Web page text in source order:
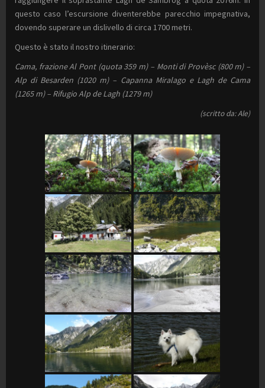
questo caso l’escursione diventerebbe parecchio impegnativa,
dovendo superare un dislivello di circa 1700 metri.
Questo è stato il nostro itinerario:
Cama, frazione Al Pont (quota 359 m) – Monti di Provèsc (800 m) –
Alp di Besarden (1020 m) – Capanna Miralago e Lagh de Cama
(1265 m) – Rifugio Alp de Lagh (1279 m)
(scritto da: Ale)